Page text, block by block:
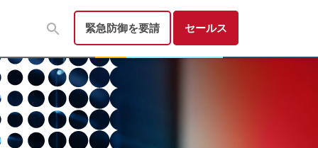
緊急防御を要請 セールス